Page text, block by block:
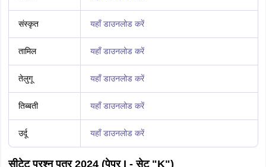
संस्कृत यहाँ डाउनलोड करें
तामिल यहाँ डाउनलोड करें
तेलुगू यहाँ डाउनलोड करें
तिब्बती यहाँ डाउनलोड करें
उर्दू यहाँ डाउनलोड करें
सीटेट प्रश्न पत्र 2024 (पेपर I - सेट "K")